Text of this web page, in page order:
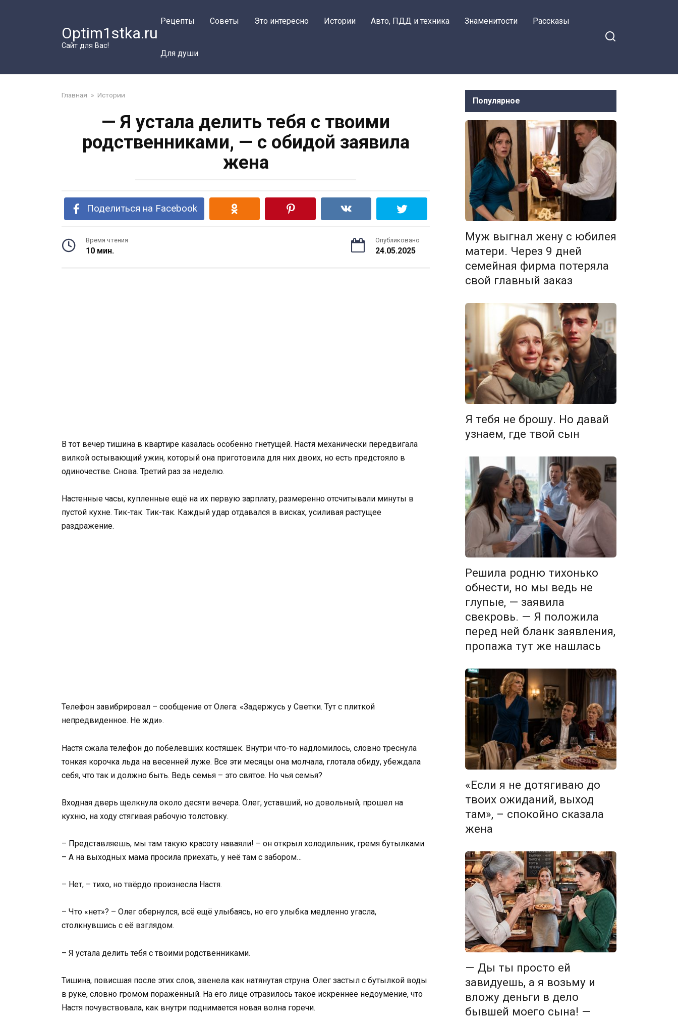
Optim1stka.ru
Сайт для Вас!
Рецепты Советы Это интересно Истории Авто, ПДД и техника Знаменитости Рассказы
Для души
Главная » Истории
— Я устала делить тебя с твоими
родственниками, — с обидой заявила
жена
Поделиться на Facebook
Время чтения
10 мин.
Опубликовано
24.05.2025
В тот вечер тишина в квартире казалась особенно гнетущей. Настя механически передвигала
вилкой остывающий ужин, который она приготовила для них двоих, но есть предстояло в
одиночестве. Снова. Третий раз за неделю.
Настенные часы, купленные ещё на их первую зарплату, размеренно отсчитывали минуты в
пустой кухне. Тик-так. Тик-так. Каждый удар отдавался в висках, усиливая растущее
раздражение.
Телефон завибрировал – сообщение от Олега: «Задержусь у Светки. Тут с плиткой
непредвиденное. Не жди».
Настя сжала телефон до побелевших костяшек. Внутри что-то надломилось, словно треснула
тонкая корочка льда на весенней луже. Все эти месяцы она молчала, глотала обиду, убеждала
себя, что так и должно быть. Ведь семья – это святое. Но чья семья?
Входная дверь щелкнула около десяти вечера. Олег, уставший, но довольный, прошел на
кухню, на ходу стягивая рабочую толстовку.
– Представляешь, мы там такую красоту наваяли! – он открыл холодильник, гремя бутылками.
– А на выходных мама просила приехать, у неё там с забором…
– Нет, – тихо, но твёрдо произнесла Настя.
– Что «нет»? – Олег обернулся, всё ещё улыбаясь, но его улыбка медленно угасла,
столкнувшись с её взглядом.
– Я устала делить тебя с твоими родственниками.
Тишина, повисшая после этих слов, звенела как натянутая струна. Олег застыл с бутылкой воды
в руке, словно громом поражённый. На его лице отразилось такое искреннее недоумение, что
Настя почувствовала, как внутри поднимается новая волна горечи.
Популярное
Муж выгнал жену с юбилея
матери. Через 9 дней
семейная фирма потеряла
свой главный заказ
Я тебя не брошу. Но давай
узнаем, где твой сын
Решила родню тихонько
обнести, но мы ведь не
глупые, — заявила
свекровь. — Я положила
перед ней бланк заявления,
пропажа тут же нашлась
«Если я не дотягиваю до
твоих ожиданий, выход
там», – спокойно сказала
жена
— Ды ты просто ей
завидуешь, а я возьму и
вложу деньги в дело
бывшей моего сына! —